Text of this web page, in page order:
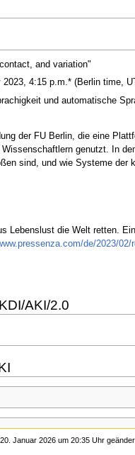
and variation"
4:15 p.m.* (Berlin time,
und automatische
der FU Berlin, die eine
genutzt. In
sind, und wie Systeme der
Lebenslust die Welt retten.
de/2023/
AKI/2.0
Januar 2026 um 20:35 Uhr